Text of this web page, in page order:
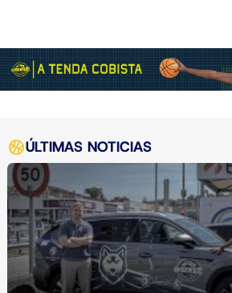
ÚLTIMAS NOTICIAS